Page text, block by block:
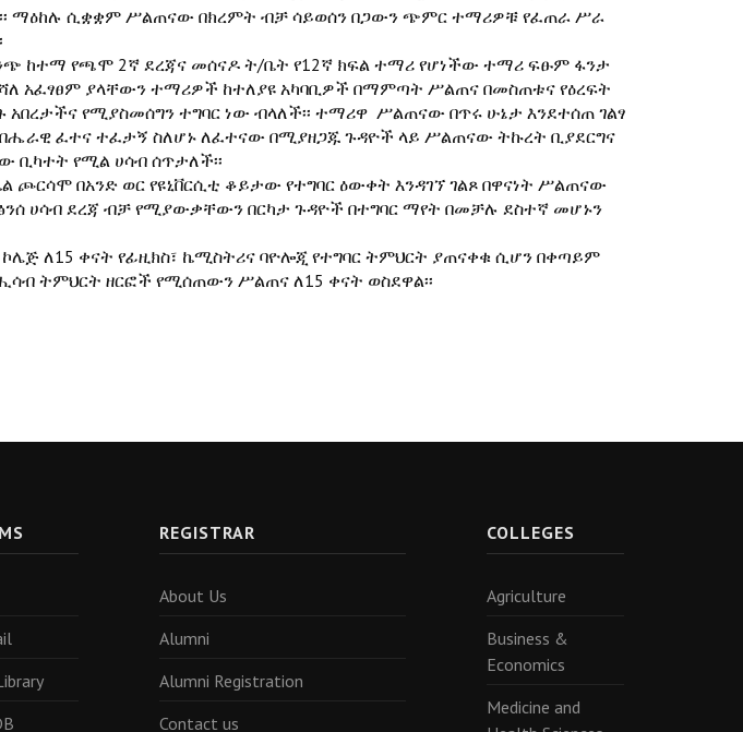
ማዕከሉ ሲቋቋም ሥልጠናው በክረምት ብቻ ሳይወሰን በጋውን ጭምር ተማሪዎቹ የፈጠራ ሥራ
ከተማ የጫሞ 2ኛ ደረጃና መሰናዶ ት/ቤት የ12ኛ ክፍል ተማሪ የሆነችው ተማሪ ፍፁም ፋንታ
አፈፃፀም ያላቸውን ተማሪዎች ከተለያዩ አካባቢዎች በማምጣት ሥልጠና በመስጠቱና የዕረፍት
የሚያስመሰግን ተግባር ነው ብላለች፡፡ ተማሪዋ ሥልጠናው በጥሩ ሁኔታ እንደተሰጠ ገልፃ
ብሔራዊ ፈተና ተፈታኝ ስለሆኑ ለፈተናው በሚያዘጋጁ ጉዳዮች ላይ ሥልጠናው ትኩረት ቢያደርግና
ቢካተት የሚል ሀሳብ ሰጥታለች፡፡
ጮርሳሞ በአንድ ወር የዩኒቨርሲቲ ቆይታው የተግባር ዕውቀት እንዳገኘ ገልጾ በዋናነት ሥልጠናው
ሀሳብ ደረጃ ብቻ የሚያውቃቸውን በርካታ ጉዳዮች በተግባር ማየት በመቻሉ ደስተኛ መሆኑን
ለ15 ቀናት የፊዚክስ፣ ኬሚስትሪና ባዮሎጂ የተግባር ትምህርት ያጠናቀቁ ሲሆን በቀጣይም
ትምህርት ዘርፎች የሚሰጠውን ሥልጠና ለ15 ቀናት ወስደዋል፡፡
REGISTRAR
About Us
Alumni
Alumni Registration
Contact us
COLLEGES
Agriculture
Business &
Economics
Medicine and